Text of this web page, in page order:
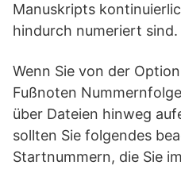
Manuskripts
hindurch numeriert sind.
Wenn Sie von der
Fußnoten
über Dateien hinweg
sollten Sie folgendes
Startnummern, die Sie